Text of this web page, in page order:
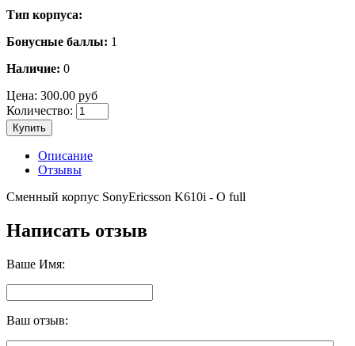
Тип корпуса:
Бонусные баллы: 1
Наличие: 0
Цена: 300.00 руб
Количество:
Купить
Описание
Отзывы
Сменный корпус SonyEricsson K610i - O full
Написать отзыв
Ваше Имя:
Ваш отзыв: